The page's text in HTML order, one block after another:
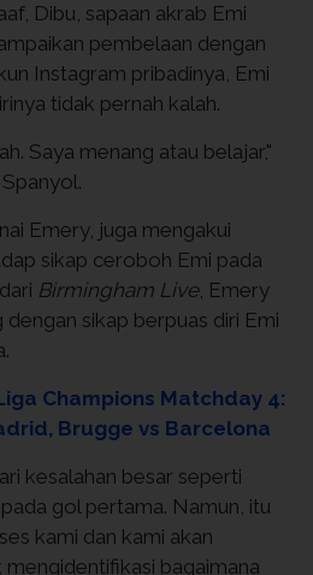
Dibu, sapaan akrab Emi
pembelaan dengan
Instagram pribadinya, Emi
tidak pernah kalah.
Saya menang atau belajar,"
Emery, juga mengakui
sikap ceroboh Emi pada
Birmingham Live, Emery
sikap berpuas diri Emi
Champions Matchday 4:
Brugge vs Barcelona
kesalahan besar seperti
gol pertama. Namun, itu
kami dan kami akan
mengidentifikasi bagaimana